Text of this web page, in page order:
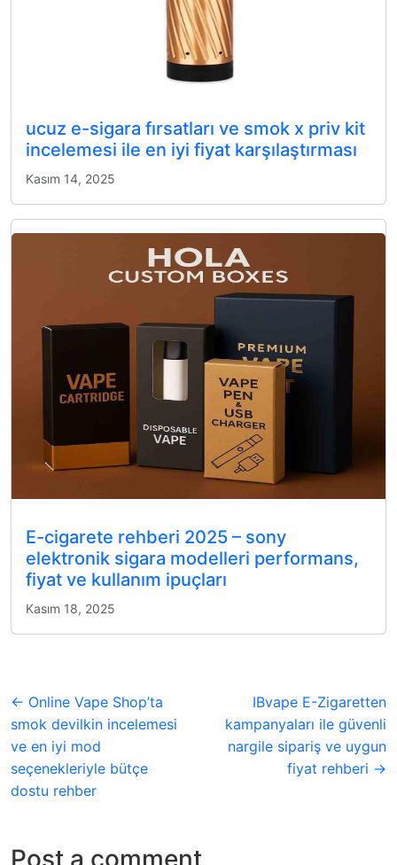
ucuz e-sigara fırsatları ve smok x priv kit
incelemesi ile en iyi fiyat karşılaştırması
Kasım 14, 2025
E-cigarete rehberi 2025 – sony
elektronik sigara modelleri performans,
fiyat ve kullanım ipuçları
Kasım 18, 2025
← Online Vape Shop’ta
smok devilkin incelemesi
ve en iyi mod
seçenekleriyle bütçe
dostu rehber
IBvape E-Zigaretten
kampanyaları ile güvenli
nargile sipariş ve uygun
fiyat rehberi →
Post a comment